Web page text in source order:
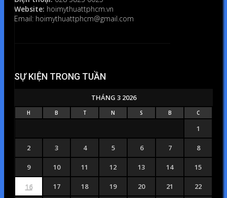
luận.
Website: hoimythuattphcm.vn
Email: hoimythuattphcm@gmail.com
SỰ KIỆN TRONG TUẦN
THÁNG 3 2026
H B T N S B C
1
2 3 4 5 6 7 8
9 10 11 12 13 14 15
16 17 18 19 20 21 22